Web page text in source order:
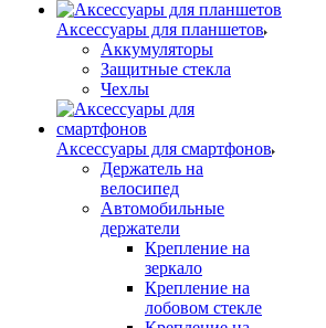
Аксессуары для планшетов
Аккумуляторы
Защитные стекла
Чехлы
Аксессуары для смартфонов
Держатель на
велосипед
Автомобильные
держатели
Крепление на
зеркало
Крепление на
лобовом стекле